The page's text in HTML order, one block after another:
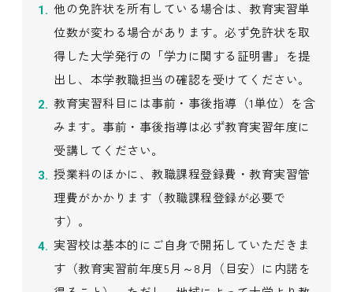
他の免許状を所有している場合は、教育実習単
位数が変わる場合があります。必ず免許状を取
得した大学発行の「学力に関する証明書」を提
出し、本学教職担当の確認を受けてください。
教育実習科目には事前・事後指導（1単位）を含
みます。事前・事後指導は必ず教育実習年度に
受講してください。
授業料のほかに、教職課程登録費・教育実習管
理費がかかります（教職課程登録が必要で
す）。
実習校は基本的にご自身で開拓していただきま
す（教育実習前年度5月～8月（目安）に内諾を